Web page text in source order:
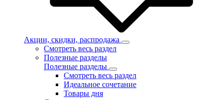
Акции, скидки, распродажа
Смотреть весь раздел
Полезные разделы
Полезные разделы
Смотреть весь раздел
Идеальное сочетание
Товары дня